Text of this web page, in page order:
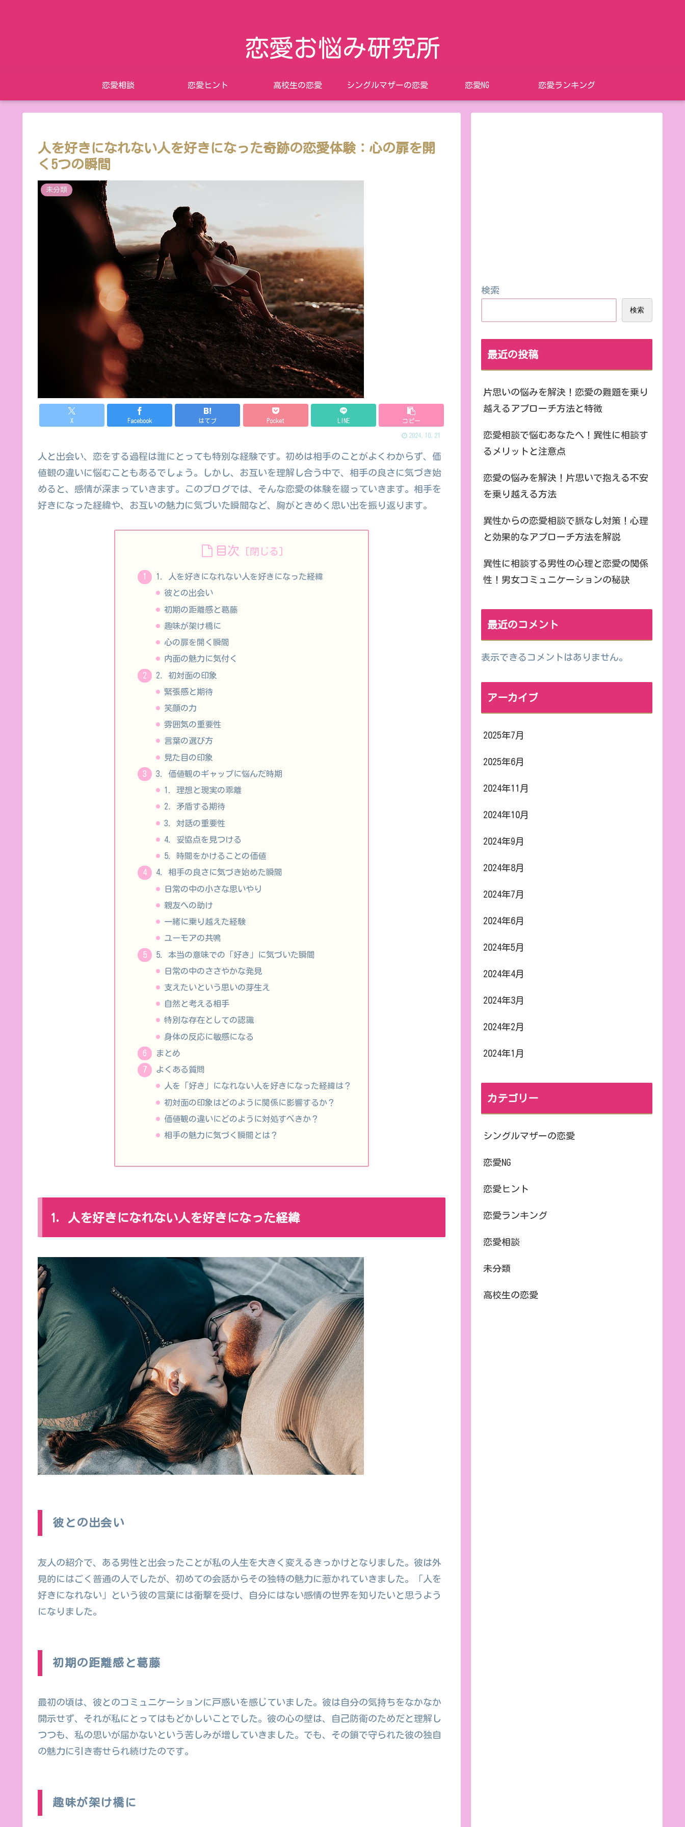
恋愛お悩み研究所
恋愛相談 恋愛ヒント 高校生の恋愛 シングルマザーの恋愛 恋愛NG 恋愛ランキング
人を好きになれない人を好きになった奇跡の恋愛体験：心の扉を開
く5つの瞬間
未分類
X Facebook はてブ Pocket LINE コピー
2024.10.21
人と出会い、恋をする過程は誰にとっても特別な経験です。初めは相手のことがよくわからず、価
値観の違いに悩むこともあるでしょう。しかし、お互いを理解し合う中で、相手の良さに気づき始
めると、感情が深まっていきます。このブログでは、そんな恋愛の体験を綴っていきます。相手を
好きになった経緯や、お互いの魅力に気づいた瞬間など、胸がときめく思い出を振り返ります。
目次
1. 人を好きになれない人を好きになった経緯
彼との出会い
初期の距離感と葛藤
趣味が架け橋に
心の扉を開く瞬間
内面の魅力に気付く
2. 初対面の印象
緊張感と期待
笑顔の力
雰囲気の重要性
言葉の選び方
見た目の印象
3. 価値観のギャップに悩んだ時期
1. 理想と現実の乖離
2. 矛盾する期待
3. 対話の重要性
4. 妥協点を見つける
5. 時間をかけることの価値
4. 相手の良さに気づき始めた瞬間
日常の中の小さな思いやり
親友への助け
一緒に乗り越えた経験
ユーモアの共鳴
5. 本当の意味での「好き」に気づいた瞬間
日常の中のささやかな発見
支えたいという思いの芽生え
自然と考える相手
特別な存在としての認識
身体の反応に敏感になる
まとめ
よくある質問
人を「好き」になれない人を好きになった経緯は？
初対面の印象はどのように関係に影響するか？
価値観の違いにどのように対処すべきか？
相手の魅力に気づく瞬間とは？
1. 人を好きになれない人を好きになった経緯
彼との出会い
友人の紹介で、ある男性と出会ったことが私の人生を大きく変えるきっかけとなりました。彼は外
見的にはごく普通の人でしたが、初めての会話からその独特の魅力に惹かれていきました。「人を
好きになれない」という彼の言葉には衝撃を受け、自分にはない感情の世界を知りたいと思うよう
になりました。
初期の距離感と葛藤
最初の頃は、彼とのコミュニケーションに戸惑いを感じていました。彼は自分の気持ちをなかなか
開示せず、それが私にとってはもどかしいことでした。彼の心の壁は、自己防衛のためだと理解し
つつも、私の思いが届かないという苦しみが増していきました。でも、その鎖で守られた彼の独自
の魅力に引き寄せられ続けたのです。
趣味が架け橋に
検索
検索
最近の投稿
片思いの悩みを解決！恋愛の難題を乗り
越えるアプローチ方法と特徴
恋愛相談で悩むあなたへ！異性に相談す
るメリットと注意点
恋愛の悩みを解決！片思いで抱える不安
を乗り越える方法
異性からの恋愛相談で脈なし対策！心理
と効果的なアプローチ方法を解説
異性に相談する男性の心理と恋愛の関係
性！男女コミュニケーションの秘訣
最近のコメント
表示できるコメントはありません。
アーカイブ
2025年7月
2025年6月
2024年11月
2024年10月
2024年9月
2024年8月
2024年7月
2024年6月
2024年5月
2024年4月
2024年3月
2024年2月
2024年1月
カテゴリー
シングルマザーの恋愛
恋愛NG
恋愛ヒント
恋愛ランキング
恋愛相談
未分類
高校生の恋愛